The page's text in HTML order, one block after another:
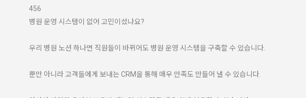
456
병원 운영 시스템이 없어 고민이셨나요?
우리 병원 노션 하나면 직원들이 바뀌어도 병원 운영 시스템을 구축할 수 있습니다.
뿐만 아니라 고객들에게 보내는 CRM을 통해 매우 만족도 만들어 낼 수 있습니다.